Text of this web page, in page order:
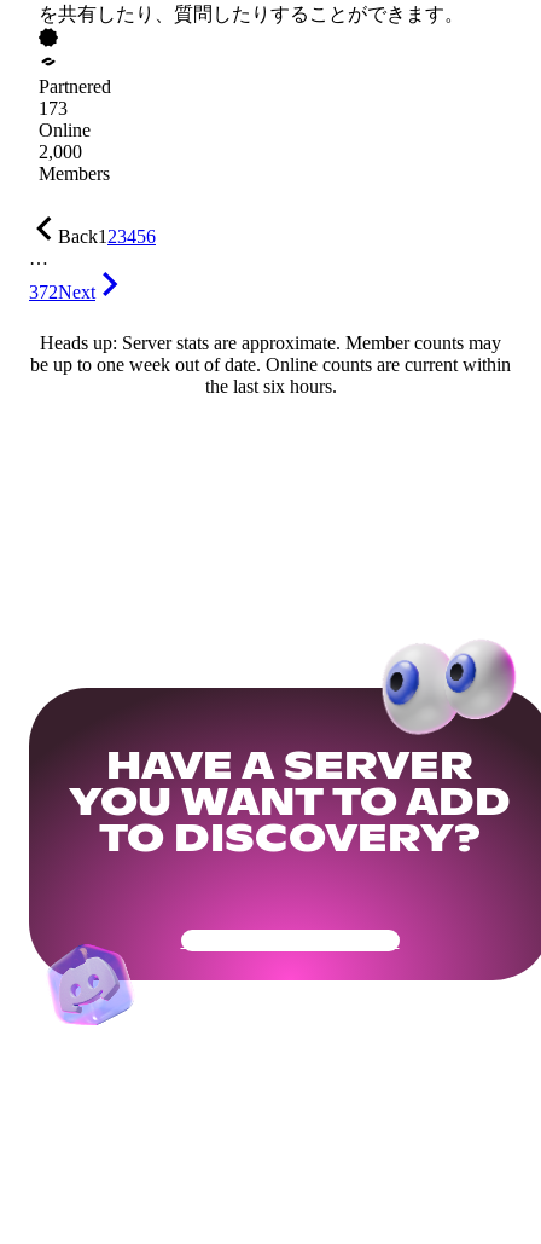
を共有したり、質問したりすることができます。
Partnered
173
Online
2,000
Members
Back123456
…
372Next
Heads up: Server stats are approximate. Member counts may
be up to one week out of date. Online counts are current within
the last six hours.
HAVE A SERVER
YOU WANT TO ADD
TO DISCOVERY?
Get Your Community Ready